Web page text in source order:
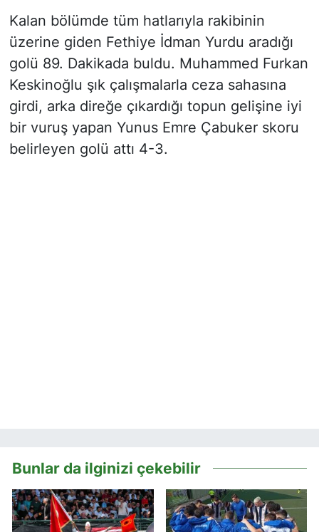
Kalan bölümde tüm hatlarıyla rakibinin
üzerine giden Fethiye İdman Yurdu aradığı
golü 89. Dakikada buldu. Muhammed Furkan
Keskinoğlu şık çalışmalarla ceza sahasına
girdi, arka direğe çıkardığı topun gelişine iyi
bir vuruş yapan Yunus Emre Çabuker skoru
belirleyen golü attı 4-3.
Bunlar da ilginizi çekebilir